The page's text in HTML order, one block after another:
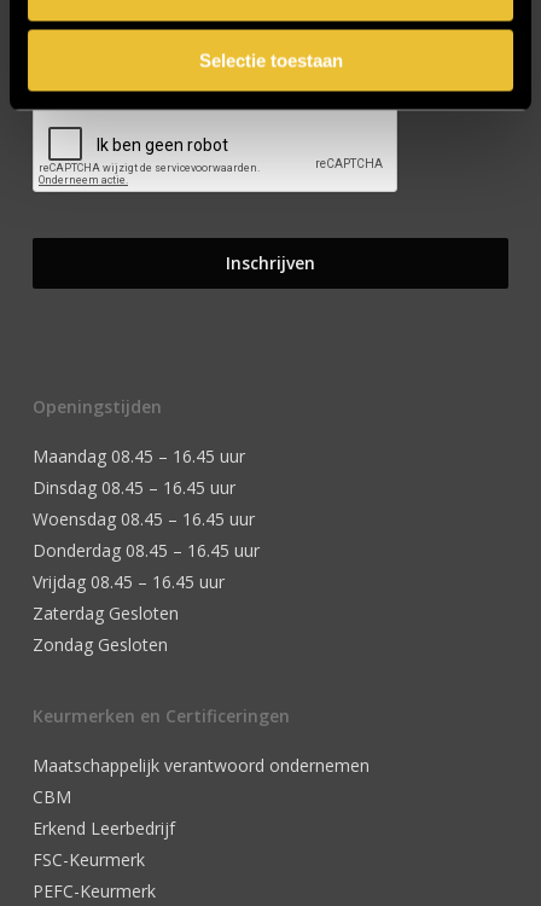
Selectie toestaan
Openingstijden
Maandag 08.45 – 16.45 uur
Dinsdag 08.45 – 16.45 uur
Woensdag 08.45 – 16.45 uur
Donderdag 08.45 – 16.45 uur
Vrijdag 08.45 – 16.45 uur
Zaterdag Gesloten
Zondag Gesloten
Keurmerken en Certificeringen
Maatschappelijk verantwoord ondernemen
CBM
Erkend Leerbedrijf
FSC-Keurmerk
PEFC-Keurmerk